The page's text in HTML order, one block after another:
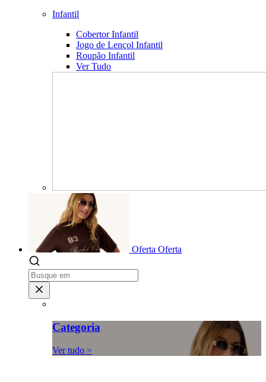
Infantil
Cobertor Infantil
Jogo de Lençol Infantil
Roupão Infantil
Ver Tudo
Oferta Oferta
Categoria
Ver tudo >